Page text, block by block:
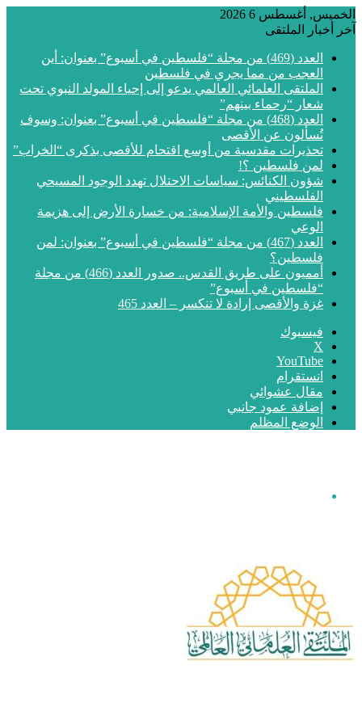
الخميس, أغسطس 6 2026
آخر أخبار الملتقى
العدد (469) من مجلة “فلسطين في أسبوع” بعنوان: أين
العجب من مما يجري في فلسطين
الملتقى العلمائي العالمي يدعو إلى إحياء المولد النبوي تحت
شعار “رحماء بينهم”
العدد (468) من مجلة “فلسطين في أسبوع” بعنوان: وسوف
تُسألون عن الأقصى
تحذيرات مقدسية من أوسع اقتحام للأقصى بذكرى “الخراب”
لمن فلسطين ؟!
شؤون الكنائس: سياسات الاحتلال تهدد الوجود المسيحي
الفلسطيني
فلسطين والأمة الإسلامية: من خسارة الأرض إلى هزيمة
الوعي
العدد (467) من مجلة “فلسطين في أسبوع” بعنوان: لمن
فلسطين؟
أمميون على طريق القدس.. صدور العدد (466) من مجلة
“فلسطين في أسبوع”
غزة والأقصى إرادة لا تنكسر – العدد 465
فيسبوك
‫X
‫YouTube
انستقرام
مقال عشوائي
إضافة عمود جانبي
الوضع المظلم